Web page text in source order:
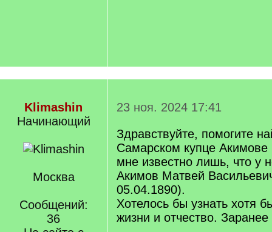
Klimashin
Начинающий
Москва
Сообщений:
36
23 ноя. 2024 17:41
Здравствуйте, помогите
Самарском купце
мне известно лишь, что у
Акимов Матвей
05.04.1890).
Хотелось бы узнать хотя
жизни и отчество. Заранее